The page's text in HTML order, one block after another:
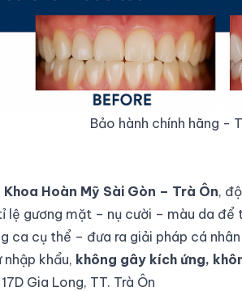
ký.
Bảo hành chính hãng -
Khoa Hoàn Mỹ Sài Gòn – Trà Ôn,
lệ gương mặt – nụ cười – màu da để
ca cụ thể – đưa ra giải pháp cá
nhập khẩu, không gây kích ứng,
Gia Long, TT. Trà Ôn